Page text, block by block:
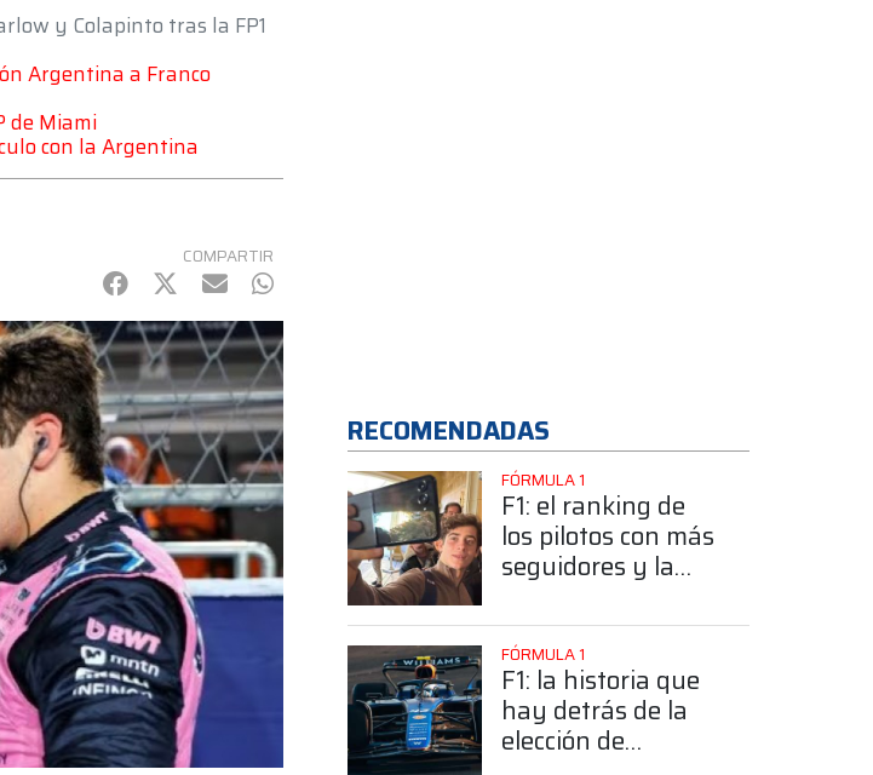
y Colapinto tras la FP1
Argentina a Franco
de Miami
con la Argentina
COMPARTIR
Facebook
Twitter
mail WhatsApp
RECOMENDADAS
FÓRMULA 1
F1: el ranking de
los pilotos con más
seguidores y la
posición de
Colapinto
FÓRMULA 1
F1: la historia que
hay detrás de la
elección de